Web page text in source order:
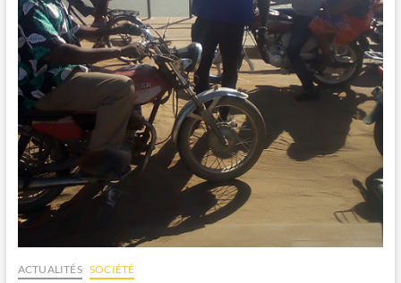
ACTUALITÉS SOCIÉTÉ